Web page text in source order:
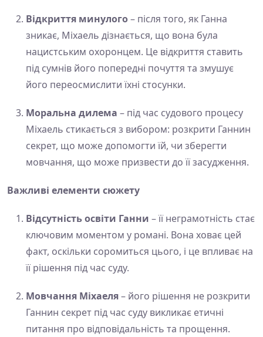
Відкриття минулого– після того, як Ганна
зникає, Міхаель дізнається, що вона була
нацистським охоронцем. Це відкриття ставить
під сумнів його попередні почуття та змушує
його переосмислити їхні стосунки.
Моральна дилема – під час судового процесу
Міхаель стикається з вибором: розкрити Ганнин
секрет, що може допомогти їй, чи зберегти
мовчання, що може призвести до її засудження.
Важливі елементи сюжету
Відсутність освіти Ганни – її неграмотність стає
ключовим моментом у романі. Вона ховає цей
факт, оскільки соромиться цього, і це впливає на
її рішення під час суду.
Мовчання Міхаеля– його рішення не розкрити
Ганнин секрет під час суду викликає етичні
питання про відповідальність та прощення.